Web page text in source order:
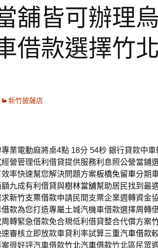
舖皆可辦理
借款選擇竹
新竹披薩店
業電動麻將桌4點 18分 54秒 銀行貸款中
營管理低利借貸提供服務利息照公營當鋪
率快速幫您解決問題方案板橋免留車分期
九成有利借貸與樹林當舖幫助居民找到最
新竹支票借款申請民間支票企業週轉資金
借款為您打造專屬土城汽機車借款選擇周轉
轉緊急借款免合規低利借貸整合代償方案
審核立即放款車貸利率試算三重汽車借款
很好評汽車借款竹北汽車借款竹北區民眾